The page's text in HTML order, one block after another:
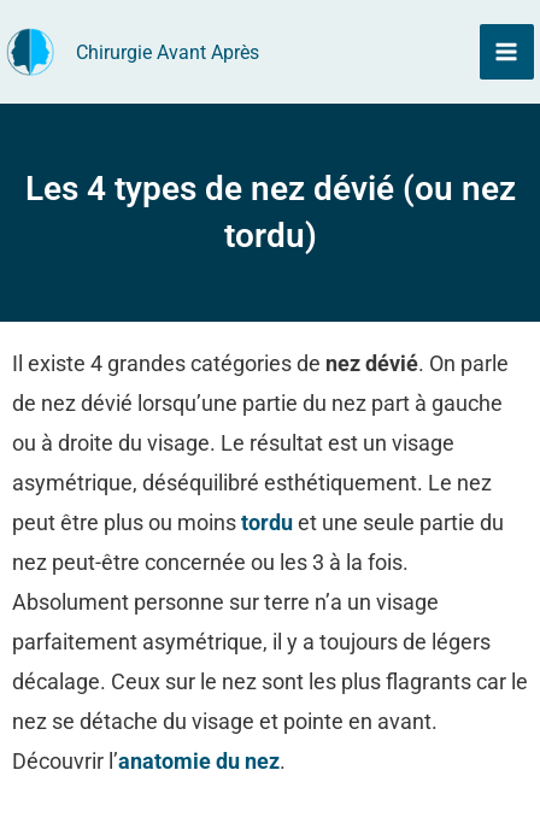
au
contenu
Chirurgie Avant Après
Les 4 types de nez dévié (ou nez
tordu)
Il existe 4 grandes catégories de nez dévié. On parle
de nez dévié lorsqu’une partie du nez part à gauche
ou à droite du visage. Le résultat est un visage
asymétrique, déséquilibré esthétiquement. Le nez
peut être plus ou moinstorduet une seule partie du
nez peut-être concernée ou les 3 à la fois.
Absolument personne sur terre n’a un visage
parfaitement asymétrique, il y a toujours de légers
décalage. Ceux sur le nez sont les plus flagrants car le
nez se détache du visage et pointe en avant.
Découvrir l’anatomie du nez.